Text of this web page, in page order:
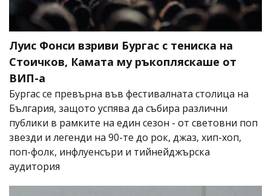
Луис Фонси взриви Бургас с тениска на
Стоичков, Камата му ръкопляскаше от
ВИП-а
Бургас се превърна във фестивалната столица на
България, защото успява да събира различни
публики в рамките на един сезон - от световни поп
звезди и легенди на 90-те до рок, джаз, хип-хоп,
поп-фолк, инфлуенсъри и тийнейджърска
аудитория